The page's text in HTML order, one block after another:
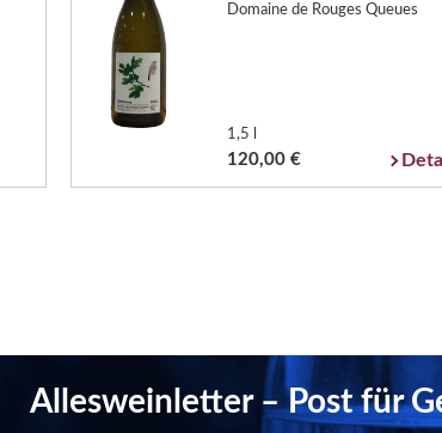
Domaine de Rouges Queues
1,5 l
120,00 €
Allesweinletter – Post für